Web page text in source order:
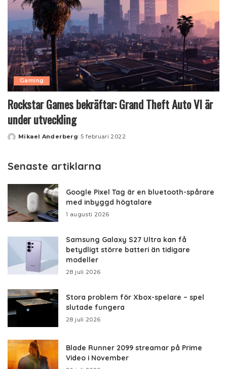
Gaming
Rockstar Games bekräftar: Grand Theft Auto VI är
under utveckling
Posted
Mikael Anderberg 5 februari 2022
Senaste artiklarna
Google Pixel Tag är en bluetooth-spårare
med inbyggd högtalare
1 augusti 2026
Samsung Galaxy S27 Ultra kan få
betydligt större batteri än tidigare
modeller
28 juli 2026
Stora problem för Xbox-spelare – spel
slutade fungera
28 juli 2026
Blade Runner 2099 streamar på Prime
Video i November